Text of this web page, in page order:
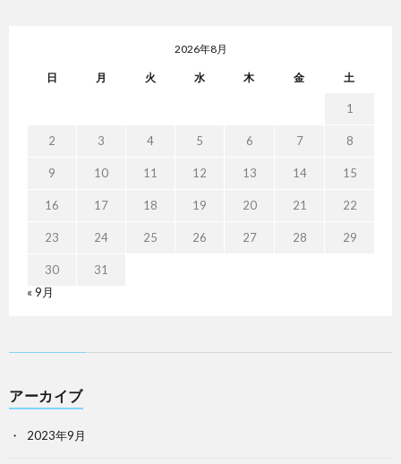
2026年8月
日 月 火 水 木 金 土
1
2 3 4 5 6 7 8
9 10 11 12 13 14 15
16 17 18 19 20 21 22
23 24 25 26 27 28 29
30
31
« 9月
アーカイブ
2023年9月